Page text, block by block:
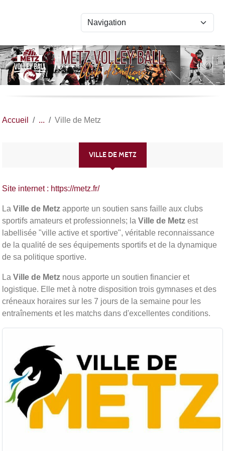
Accueil Ville de Metz
VILLE DE METZ
Site internet : https://metz.fr/
La Ville de Metz apporte un soutien sans faille aux clubs
sportifs amateurs et professionnels; la Ville de Metz est
labellisée "ville active et sportive", véritable reconnaissance
de la qualité de ses équipements sportifs et de la dynamique
de sa politique sportive.
La Ville de Metz nous apporte un soutien financier et
logistique. Elle met à notre disposition trois gymnases et des
créneaux horaires sur les 7 jours de la semaine pour les
entraînements et les matchs dans d'excellentes conditions.